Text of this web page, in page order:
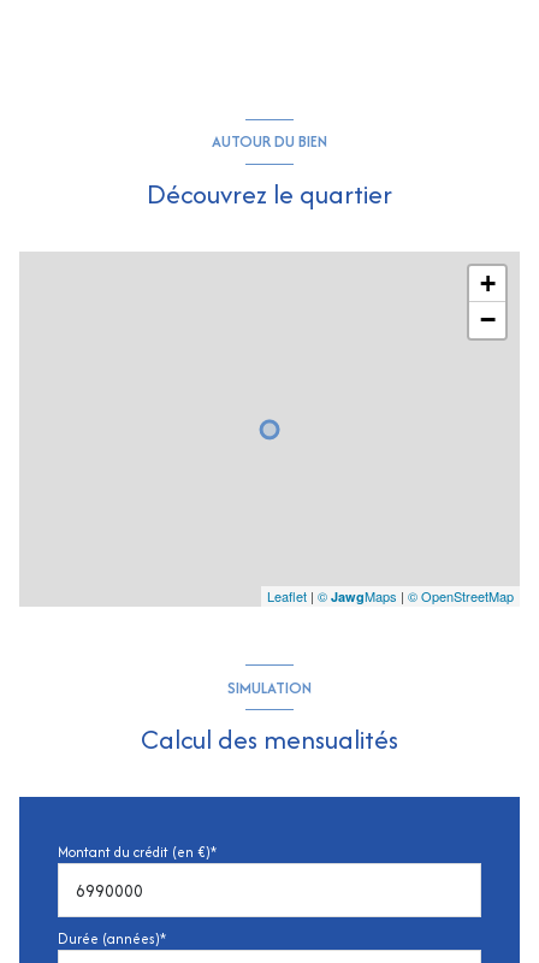
AUTOUR DU BIEN
Découvrez le quartier
+
−
Leaflet | © JawgMaps | © OpenStreetMap
SIMULATION
Calcul des mensualités
Montant du crédit (en €)*
Durée (années)*